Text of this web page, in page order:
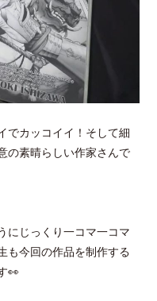
でカッコイイ！そして細
の素晴らしい作家さんで
にじっくり一コマ一コマ
も今回の作品を制作する
👀